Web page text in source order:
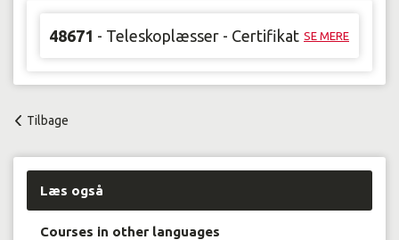
48671 - Teleskoplæsser - Certifikat SE MERE
Tilbage
Læs også
Courses in other languages